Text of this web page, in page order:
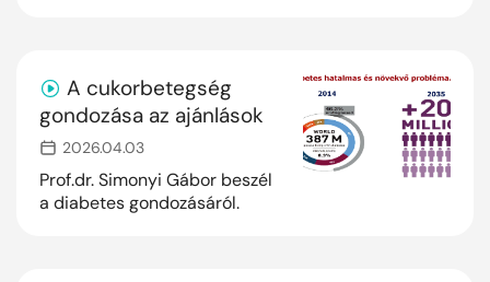
A cukorbetegség
gondozása az ajánlások
tükrében
2026.04.03
Prof.dr. Simonyi Gábor beszél
a diabetes gondozásáról.